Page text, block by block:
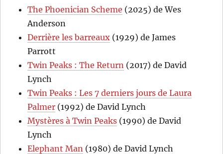
The Phoenician Scheme (2025) de Wes
Anderson
Derrière les barreaux (1929) de James
Parrott
Twin Peaks : The Return (2017) de David
Lynch
Twin Peaks : Les 7 derniers jours de Laura
Palmer (1992) de David Lynch
Mystères à Twin Peaks (1990) de David
Lynch
Elephant Man (1980) de David Lynch